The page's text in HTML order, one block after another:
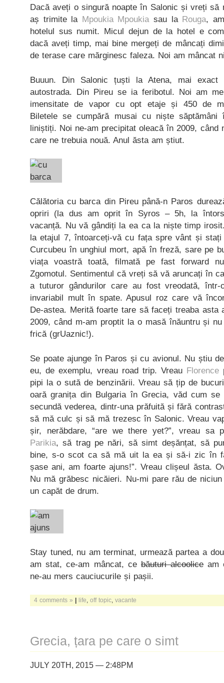
Dacă aveți o singură noapte în Salonic și vreți
aș trimite la Mpoukia Mpoukiasau la Rouga,
hotelul sus numit. Micul dejun de la hotel e
dacă aveți timp, mai bine mergeți de mâncați
de terase care mărginesc faleza. Noi am mâncat
Buuun. Din Salonic țuști la Atena, mai
autostrada. Din Pireu se ia feribotul. Noi am
imensitate de vapor cu opt etaje și 450 de
Biletele se cumpără musai cu niște
liniștiți. Noi ne-am precipitat oleacă în 2009, când
care ne trebuia nouă. Anul ăsta am știut.
Călătoria cu barca din Pireu până-n Paros
opriri (la dus am oprit în Syros – 5h, la
vacanță. Nu vă gândiți la ea ca la niște timp
la etajul 7, întoarceți-vă cu fața spre vânt și
Curcubeu în unghiul mort, apă în freză, sare pe
viața voastră toată, filmată pe fast forward
Zgomotul. Sentimentul că vreți să vă aruncați în
a tuturor gândurilor care au fost vreodată, într-
invariabil mult în spate. Apusul roz care vă
De-astea. Merită foarte tare să faceți treaba
2009, când m-am proptit la o masă înăuntru și
frică (grUaznic!).
Se poate ajunge în Paros și cu avionul. Nu știu
eu, de exemplu, vreau road trip. Vreau Florence
pipi la o sută de benzinării. Vreau să țip de
oară granița din Bulgaria în Grecia, văd cum
secundă vederea, dintr-una prăfuită și fără
să mă culc și să mă trezesc în Salonic. Vreau
șir, nerăbdare, “are we there yet?”, vreau sa
Parikia, să trag pe nări, să simt deșănțat, să
bine, s-o scot ca să mă uit la ea și să-i zic în
șase ani, am foarte ajuns!”. Vreau clișeul ăsta.
Nu mă grăbesc nicăieri. Nu-mi pare rău de
un capăt de drum.
Stay tuned, nu am terminat, urmează partea a
am stat, ce-am mâncat, cebăuturi alcoolice am
ne-au mers cauciucurile și pașii.
4 comments » | life off topic vacante
Grecia, țara pe care o simt
JULY 20TH, 2015 — 2:48PM